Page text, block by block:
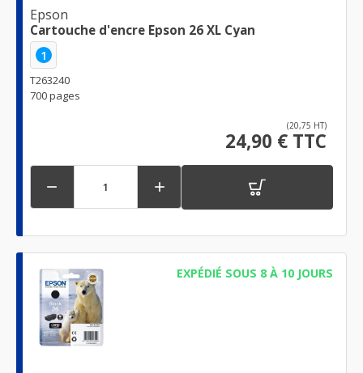
Epson
Cartouche d'encre Epson 26 XL Cyan
1
T263240
700 pages
(20,75 HT)
24,90 € TTC
 
EXPÉDIÉ SOUS 8 À 10 JOURS